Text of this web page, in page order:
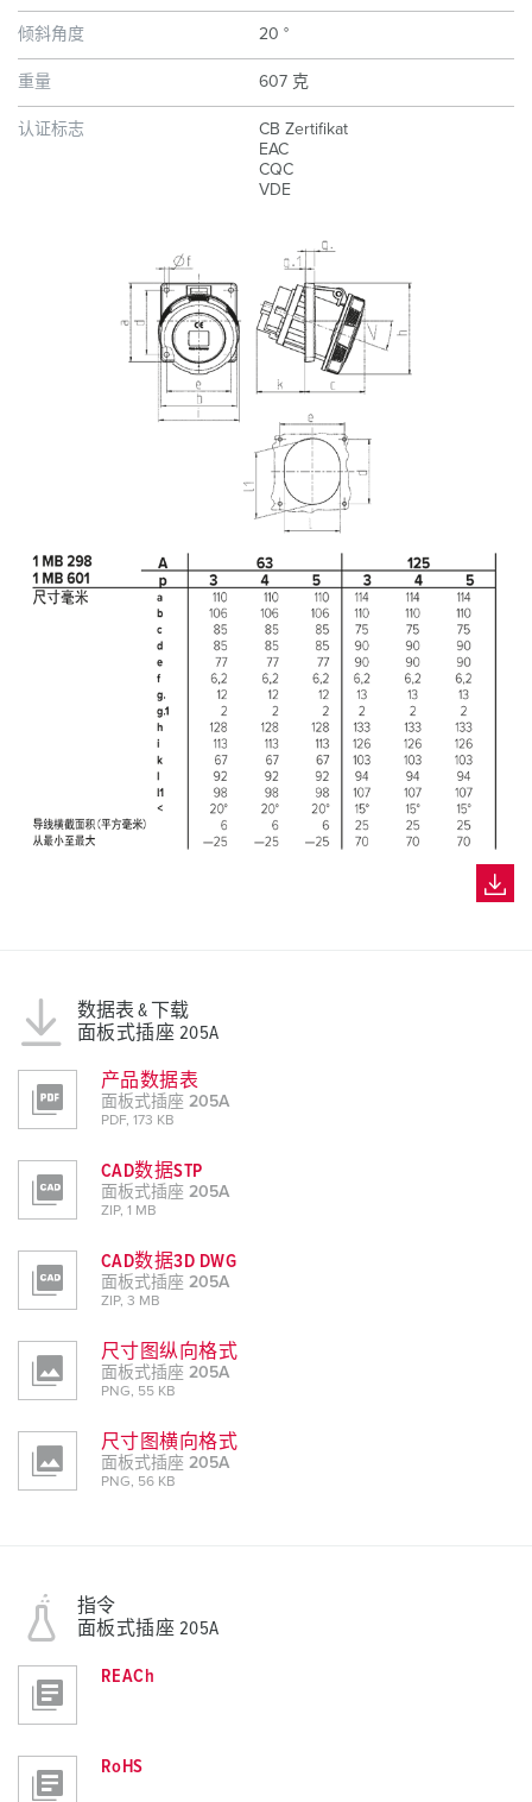
倾斜角度 20 °
重量 607 克
认证标志
CB Zertifikat
EAC
CQC
VDE
数据表 & 下载
面板式插座 205A
产品数据表
面板式插座 205A
PDF, 173 KB
CAD数据STP
面板式插座 205A
ZIP, 1 MB
CAD数据3D DWG
面板式插座 205A
ZIP, 3 MB
尺寸图纵向格式
面板式插座 205A
PNG, 55 KB
尺寸图横向格式
面板式插座 205A
PNG, 56 KB
指令
面板式插座 205A
REACh
RoHS